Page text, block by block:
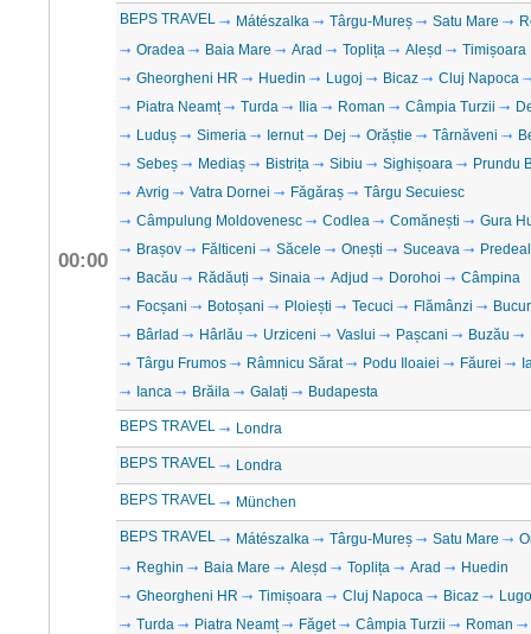
00:00
BEPS TRAVEL Mátészalka Târgu-Mureș Satu Mare
Oradea
Baia Mare Arad Toplița Aleșd
Timișoara
Gheorgheni HR
Huedin Lugoj Bicaz
Cluj Napoca
Piatra Neamț
Turda Ilia Roman Câmpia Turzii
Luduș
Simeria Iernut Dej Orăștie Târnăveni
Sebeș
Mediaș Bistrița Sibiu Sighișoara
Prundu
Avrig
Vatra Dornei Făgăraș
Târgu Secuiesc
Câmpulung Moldovenesc
Codlea Comănești
Gura
Brașov
Fălticeni Săcele Onești Suceava
Predeal
Bacău
Rădăuți Sinaia Adjud Dorohoi
Câmpina
Focșani
Botoșani Ploiești Tecuci Flămânzi
Bârlad
Hârlău Urziceni Vaslui Pașcani Buzău
Târgu Frumos
Râmnicu Sărat Podu Iloaiei Făurei
Ianca
Brăila Galați Budapesta
BEPS TRAVEL Londra
BEPS TRAVEL Londra
BEPS TRAVEL München
BEPS TRAVEL Mátészalka Târgu-Mureș Satu Mare
Reghin
Baia Mare Aleșd Toplița Arad
Huedin
Gheorgheni HR
Timișoara Cluj Napoca Bicaz
Turda
Piatra Neamț Făget Câmpia Turzii
Roman